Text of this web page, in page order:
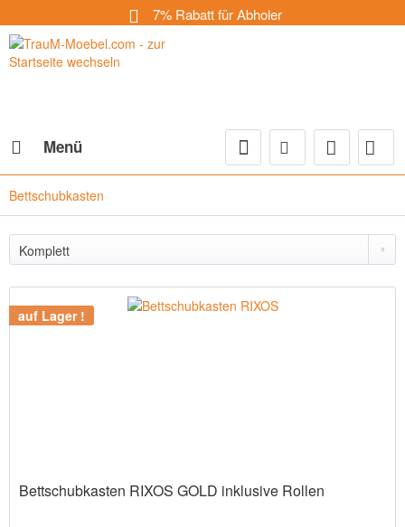
7% Rabatt für Abholer
Menü
Bettschubkasten
auf Lager !
Bettschubkasten RIXOS GOLD inklusive Rollen